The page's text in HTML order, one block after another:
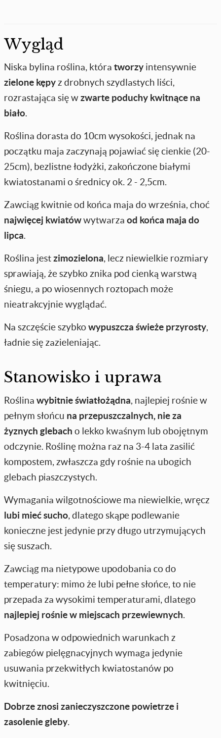
Wygląd
Niska bylina roślina, która tworzy intensywnie
zielone kępy z drobnych szydlastych liści,
rozrastająca się wzwarte poduchy kwitnące na
biało.
Roślina dorasta do 10cm wysokości, jednak na
początku maja zaczynają pojawiać się cienkie (20-
25cm), bezlistne łodyżki, zakończone białymi
kwiatostanami o średnicy ok. 2 - 2,5cm.
Zawciąg kwitnie od końca maja do września, choć
najwięcej kwiatówwytwarza od końca maja do
lipca.
Roślina jestzimozielona, lecz niewielkie rozmiary
sprawiają, że szybko znika pod cienką warstwą
śniegu, a po wiosennych roztopach może
nieatrakcyjnie wyglądać.
Na szczęście szybko wypuszcza świeże przyrosty,
ładnie się zazieleniając.
Stanowisko i uprawa
Roślina wybitnie światłożądna, najlepiej rośnie w
pełnym słońcu na przepuszczalnych, nie za
żyznych glebach o lekko kwaśnym lub obojętnym
odczynie. Roślinę można raz na 3-4 lata zasilić
kompostem, zwłaszcza gdy rośnie na ubogich
glebach piaszczystych.
Wymagania wilgotnościowe ma niewielkie, wręcz
lubi mieć sucho, dlatego skąpe podlewanie
konieczne jest jedynie przy długo utrzymujących
się suszach.
Zawciąg ma nietypowe upodobania co do
temperatury: mimo że lubi pełne słońce, to nie
przepada za wysokimi temperaturami, dlatego
najlepiej rośnie w miejscach przewiewnych.
Posadzona w odpowiednich warunkach z
zabiegów pielęgnacyjnych wymaga jedynie
usuwania przekwitłych kwiatostanów po
kwitnięciu.
Dobrze znosi zanieczyszczone powietrze i
zasolenie gleby.